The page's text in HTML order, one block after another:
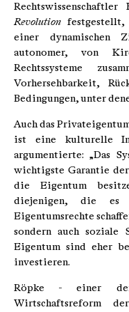
Revolution festgestellt,
einer dynamischen
autonomer, von
Rechtssysteme
Vorhersehbarkeit,
Bedingungen, unter
Auch das
ist eine kulturelle
argumentierte: „Das
wichtigste Garantie
die Eigentum
diejenigen, die es
Eigentumsrechte
sondern auch soziale
Eigentum sind eher
investieren.
Röpke - einer
Wirtschaftsreform